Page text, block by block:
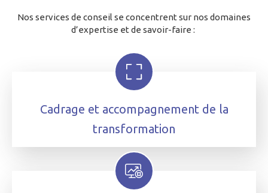
Nos services de conseil se concentrent sur nos domaines
d’expertise et de savoir-faire :
Cadrage et accompagnement de la
transformation